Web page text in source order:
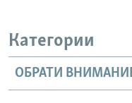
Категории
ОБРАТИ